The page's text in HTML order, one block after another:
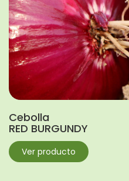
Cebolla
RED BURGUNDY
Ver producto